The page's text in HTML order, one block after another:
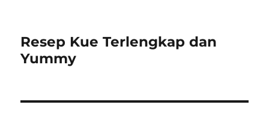
Resep Kue Terlengkap dan
Yummy